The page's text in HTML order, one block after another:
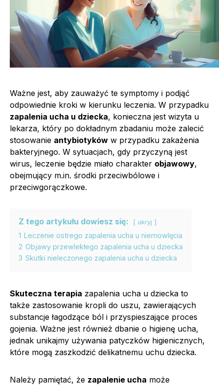
Ważne jest, aby zauważyć te symptomy i podjąć
odpowiednie kroki w kierunku leczenia. W przypadku
zapalenia ucha u dziecka, konieczna jest wizyta u
lekarza, który po dokładnym zbadaniu może zalecić
stosowanie antybiotyków w przypadku zakażenia
bakteryjnego. W sytuacjach, gdy przyczyną jest
wirus, leczenie będzie miało charakter objawowy,
obejmujący m.in. środki przeciwbólowe i
przeciwgorączkowe.
Z tego artykułu dowiesz się: ukryj
1 Leczenie ostrego zapalenia ucha u niemowlęcia
2 Objawy przewlekłego zapalenia ucha u dziecka
3 Skutki nieleczonego zapalenia ucha u dziecka
Skuteczna terapia zapalenia ucha u dziecka to
także zastosowanie kropli do uszu, zawierających
substancje łagodzące ból i przyspieszające proces
gojenia. Ważne jest również dbanie o higienę ucha,
jednak unikajmy używania patyczków higienicznych,
które mogą zaszkodzić delikatnemu uchu dziecka.
Należy pamiętać, że zapalenie ucha może